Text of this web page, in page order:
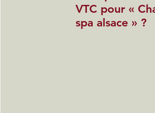
VTC pour «
spa alsace » ?